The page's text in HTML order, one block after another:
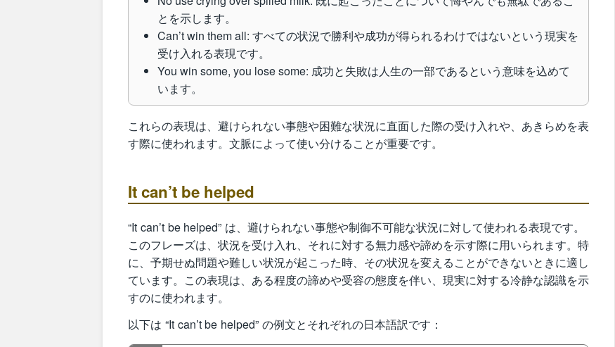
とを示します。
Can’t win them all: すべての状況で勝利や成功が得られるわけではないという現実を
受け入れる表現です。
You win some, you lose some: 成功と失敗は人生の一部であるという意味を込めて
います。
これらの表現は、避けられない事態や困難な状況に直面した際の受け入れや、あきらめを表
す際に使われます。文脈によって使い分けることが重要です。
It can’t be helped
“It can’t be helped” は、避けられない事態や制御不可能な状況に対して使われる表現です。
このフレーズは、状況を受け入れ、それに対する無力感や諦めを示す際に用いられます。特
に、予期せぬ問題や難しい状況が起こった時、その状況を変えることができないときに適し
ています。この表現は、ある程度の諦めや受容の態度を伴い、現実に対する冷静な認識を示
すのに使われます。
以下は “It can’t be helped” の例文とそれぞれの日本語訳です：